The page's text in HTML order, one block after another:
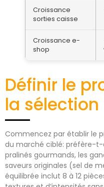
Croissance
sorties caisse
Croissance e-
shop
Définir le
la sélection
Commencez par établir le
du marché ciblé: préfère-t-
pralinés gourmands, les
saveurs originales (sel de
équilibrée inclut 8 à 12